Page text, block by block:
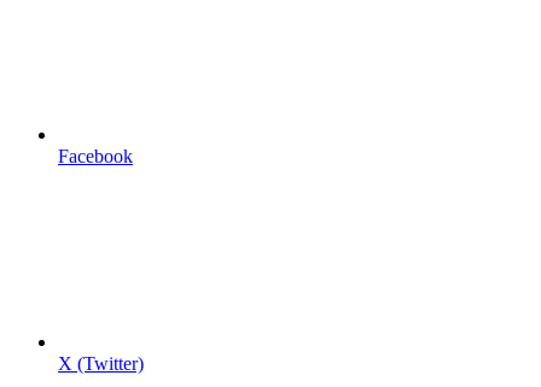
Facebook
X (Twitter)